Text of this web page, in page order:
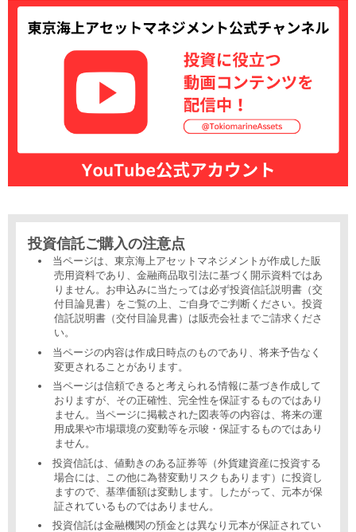
投資信託ご購入の注意点
当ページは、東京海上アセットマネジメントが作成した販
売用資料であり、金融商品取引法に基づく開示資料ではあ
りません。お申込みに当たっては必ず投資信託説明書（交
付目論見書）をご覧の上、ご自身でご判断ください。投資
信託説明書（交付目論見書）は販売会社までご請求くださ
い。
当ページの内容は作成日時点のものであり、将来予告なく
変更されることがあります。
当ページは信頼できると考えられる情報に基づき作成して
おりますが、その正確性、完全性を保証するものではあり
ません。当ページに掲載された図表等の内容は、将来の運
用成果や市場環境の変動等を示唆・保証するものではあり
ません。
投資信託は、値動きのある証券等（外貨建資産に投資する
場合には、この他に為替変動リスクもあります）に投資し
ますので、基準価額は変動します。したがって、元本が保
証されているものではありません。
投資信託は金融機関の預金とは異なり元本が保証されてい